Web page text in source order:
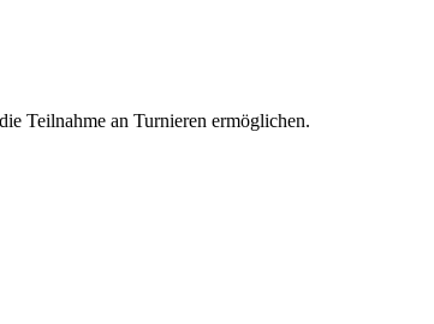
Teilnahme an Turnieren ermöglichen.